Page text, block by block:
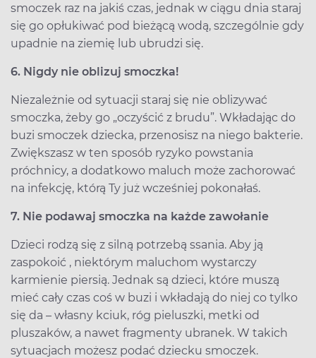
smoczek raz na jakiś czas, jednak w ciągu dnia staraj
się go opłukiwać pod bieżącą wodą, szczególnie gdy
upadnie na ziemię lub ubrudzi się.
6. Nigdy nie oblizuj smoczka!
Niezależnie od sytuacji staraj się nie oblizywać
smoczka, żeby go „oczyścić z brudu”. Wkładając do
buzi smoczek dziecka, przenosisz na niego bakterie.
Zwiększasz w ten sposób ryzyko powstania
próchnicy, a dodatkowo maluch może zachorować
na infekcję, którą Ty już wcześniej pokonałaś.
7. Nie podawaj smoczka na każde zawołanie
Dzieci rodzą się z silną potrzebą ssania. Aby ją
zaspokoić , niektórym maluchom wystarczy
karmienie piersią. Jednak są dzieci, które muszą
mieć cały czas coś w buzi i wkładają do niej co tylko
się da – własny kciuk, róg pieluszki, metki od
pluszaków, a nawet fragmenty ubranek. W takich
sytuacjach możesz podać dziecku smoczek.